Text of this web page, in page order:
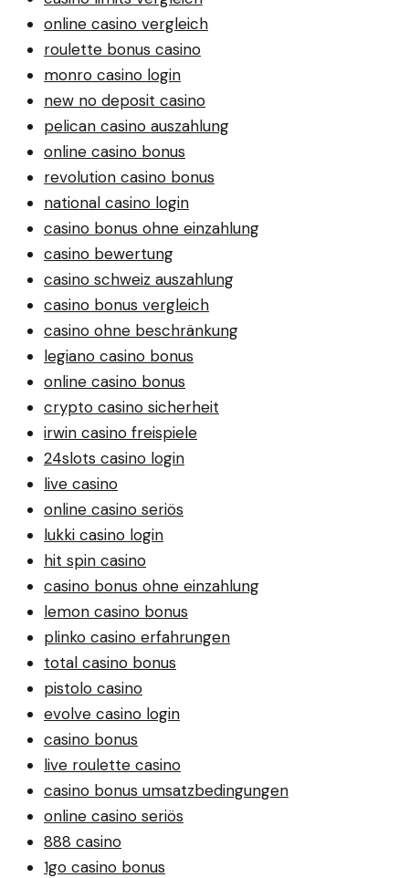
online casino vergleich
roulette bonus casino
monro casino login
new no deposit casino
pelican casino auszahlung
online casino bonus
revolution casino bonus
national casino login
casino bonus ohne einzahlung
casino bewertung
casino schweiz auszahlung
casino bonus vergleich
casino ohne beschränkung
legiano casino bonus
online casino bonus
crypto casino sicherheit
irwin casino freispiele
24slots casino login
live casino
online casino seriös
lukki casino login
hit spin casino
casino bonus ohne einzahlung
lemon casino bonus
plinko casino erfahrungen
total casino bonus
pistolo casino
evolve casino login
casino bonus
live roulette casino
casino bonus umsatzbedingungen
online casino seriös
888 casino
1go casino bonus